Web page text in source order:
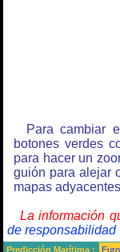
Para cambiar
botones verdes
para hacer un
guión para alejar
mapas
La información
de responsabilidad
Predicción Marítima :